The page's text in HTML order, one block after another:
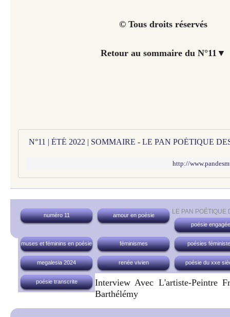
© Tous droits réservés
Retour au sommaire du N°11 ▼
N°11 | ÉTÉ 2022 | SOMMAIRE - LE PAN POÉTIQUE
http://
LE PAN
numéro 11
amour en poésie
poésie engagée
muses et féminins en poésie féminismes poésies
megalesia 2024 renée vivien poésie du xxe
poésie transcrite
Interview Avec L'artiste-Peintre
Barthélémy